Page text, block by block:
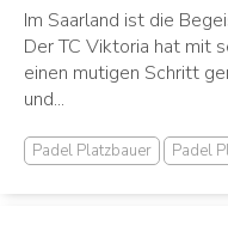
Im Saarland ist die
Der TC Viktoria hat mit
einen mutigen Schritt
und...
Padel Platzbauer Padel